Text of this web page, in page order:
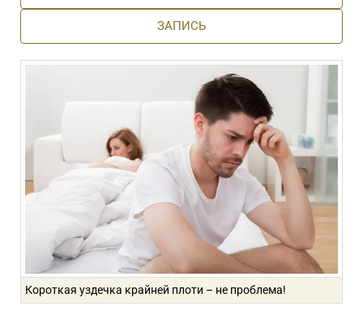
ЗАПИСЬ
Короткая уздечка крайней плоти – не проблема!